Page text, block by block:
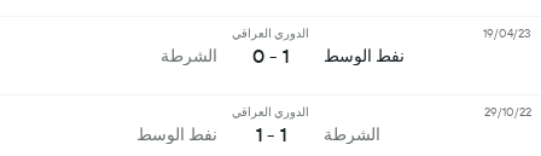
نفط الوسط
الدوري العراقي
1 - 0 الشرطة
19/04/23
الشرطة
الدوري العراقي
1 - 1 نفط الوسط
29/10/22